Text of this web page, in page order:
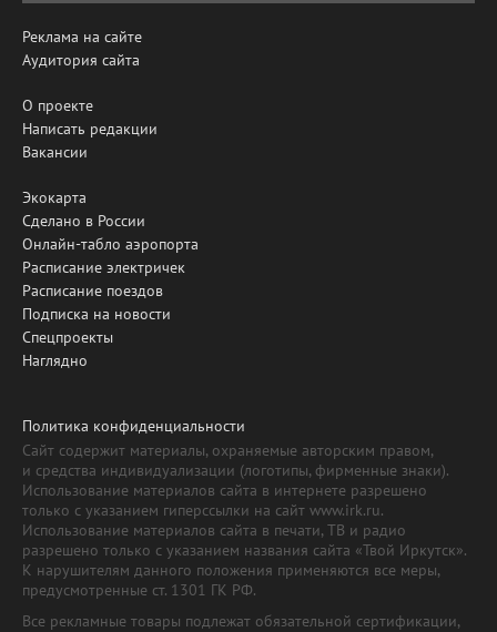
Реклама на сайте
Аудитория сайта
О проекте
Написать редакции
Вакансии
Экокарта
Сделано в России
Онлайн-табло аэропорта
Расписание электричек
Расписание поездов
Подписка на новости
Спецпроекты
Наглядно
Политика конфиденциальности
Сайт содержит материалы, охраняемые авторским правом,
и средства индивидуализации (логотипы, фирменные знаки).
Использование материалов сайта в интернете разрешено
только с указанием гиперссылки на сайт www.irk.ru.
Использование материалов сайта в печати, ТВ и радио
разрешено только с указанием названия сайта «Твой Иркутск».
К нарушителям данного положения применяются все меры,
предусмотренные ст. 1301 ГК РФ.
Все рекламные товары подлежат обязательной сертификации,